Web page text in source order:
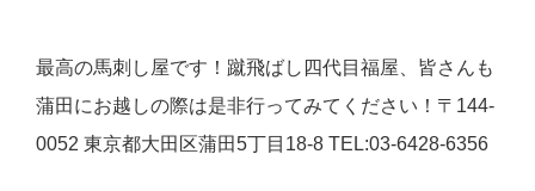
最高の馬刺し屋です！蹴飛ばし四代目福屋、皆さんも
蒲田にお越しの際は是非行ってみてください！〒144-
0052 東京都大田区蒲田5丁目18-8 TEL:03-6428-6356